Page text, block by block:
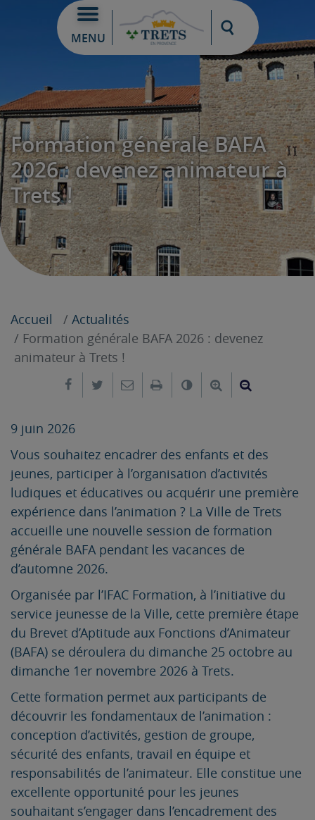
MENU
Moteur de
Formation générale BAFA
2026 : devenez animateur à
Trets !
Accueil
Actualités
Formation générale BAFA 2026 : devenez
animateur à Trets !
Partager sur Facebook
Partager sur Twitter
Envoyer par e-mail
ImprimerChanger leAgrandir le
9 juin 2026
Vous souhaitez encadrer des enfants et des
jeunes, participer à l’organisation d’activités
ludiques et éducatives ou acquérir une première
expérience dans l’animation ? La Ville de Trets
accueille une nouvelle session de formation
générale BAFA pendant les vacances de
d’automne 2026.
Organisée par l’IFAC Formation, à l’initiative du
service jeunesse de la Ville, cette première étape
du Brevet d’Aptitude aux Fonctions d’Animateur
(BAFA) se déroulera du dimanche 25 octobre au
dimanche 1er novembre 2026 à Trets.
Cette formation permet aux participants de
découvrir les fondamentaux de l’animation :
conception d’activités, gestion de groupe,
sécurité des enfants, travail en équipe et
responsabilités de l’animateur. Elle constitue une
excellente opportunité pour les jeunes
souhaitant s’engager dans l’encadrement des